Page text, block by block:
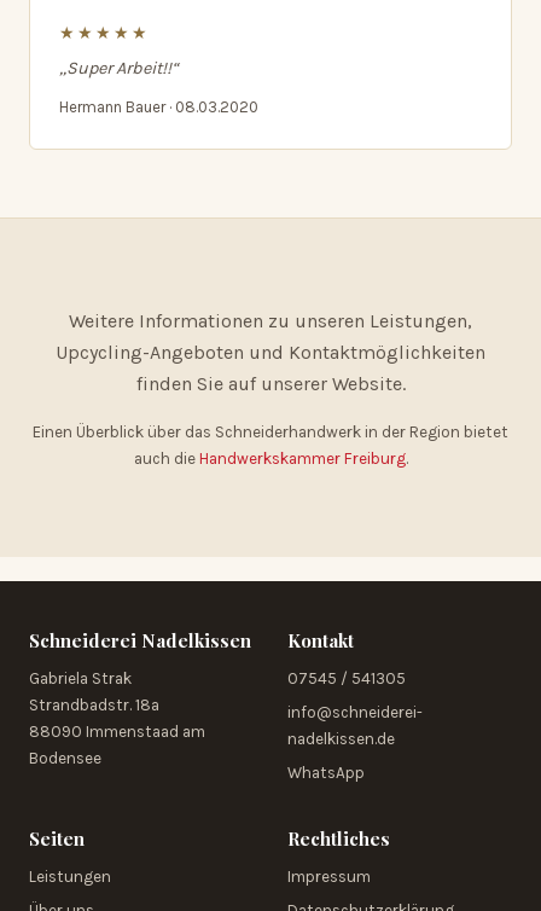
★★★★★
„Super Arbeit!!“
Hermann Bauer · 08.03.2020
Weitere Informationen zu unseren Leistungen,
Upcycling-Angeboten und Kontaktmöglichkeiten
finden Sie auf unserer Website.
Einen Überblick über das Schneiderhandwerk in der Region bietet
auch die Handwerkskammer Freiburg.
Schneiderei Nadelkissen
Gabriela Strak
Strandbadstr. 18a
88090 Immenstaad am
Bodensee
Kontakt
07545 / 541305
info@schneiderei-
nadelkissen.de
WhatsApp
Seiten
Leistungen
Rechtliches
Impressum